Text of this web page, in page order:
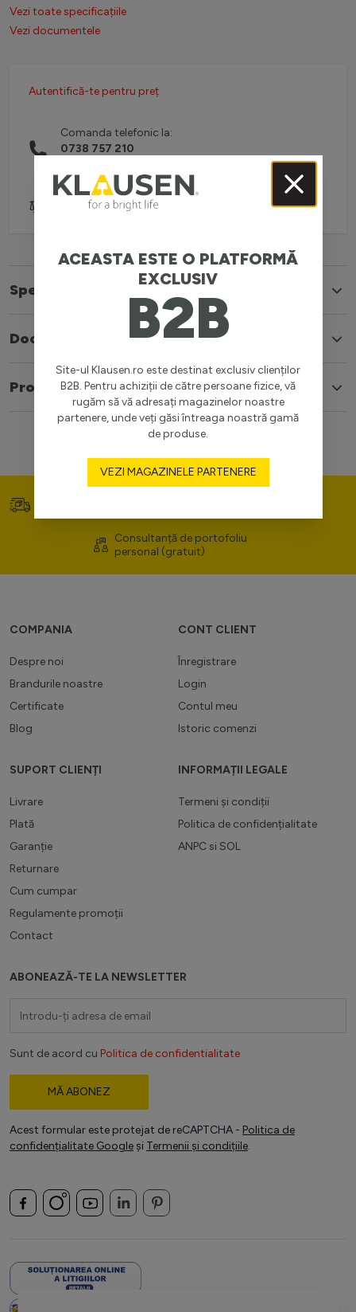
Vezi toate specificațiile
Vezi documentele
Autentifică-te pentru preț
Comanda telefonic la:
0738 757 210
Adaugă pentru comparare
Specificatii
Documente
Produse similare
ACEASTA ESTE O PLATFORMĂ
EXCLUSIV
B2B
Site-ul Klausen.ro este destinat exclusiv clienților
B2B. Pentru achiziții de către persoane fizice, vă
rugăm să vă adresați magazinelor noastre
partenere, unde veți găsi întreaga noastră gamă
de produse.
VEZI MAGAZINELE PARTENERE
Consultanță de portofoliu
personal (gratuit)
COMPANIA
Despre noi
Brandurile noastre
Certificate
Blog
CONT CLIENT
Înregistrare
Login
Contul meu
Istoric comenzi
SUPORT CLIENȚI
Livrare
Plată
Garanție
Returnare
Cum cumpar
Regulamente promoții
Contact
INFORMAȚII LEGALE
Termeni și condiții
Politica de confidențialitate
ANPC si SOL
ABONEAZĂ-TE LA NEWSLETTER
Sunt de acord cu Politica de confidentialitate
MĂ ABONEZ
Acest formular este protejat de reCAPTCHA - Politica de
confidențialitate Google și Termenii și condițiile.